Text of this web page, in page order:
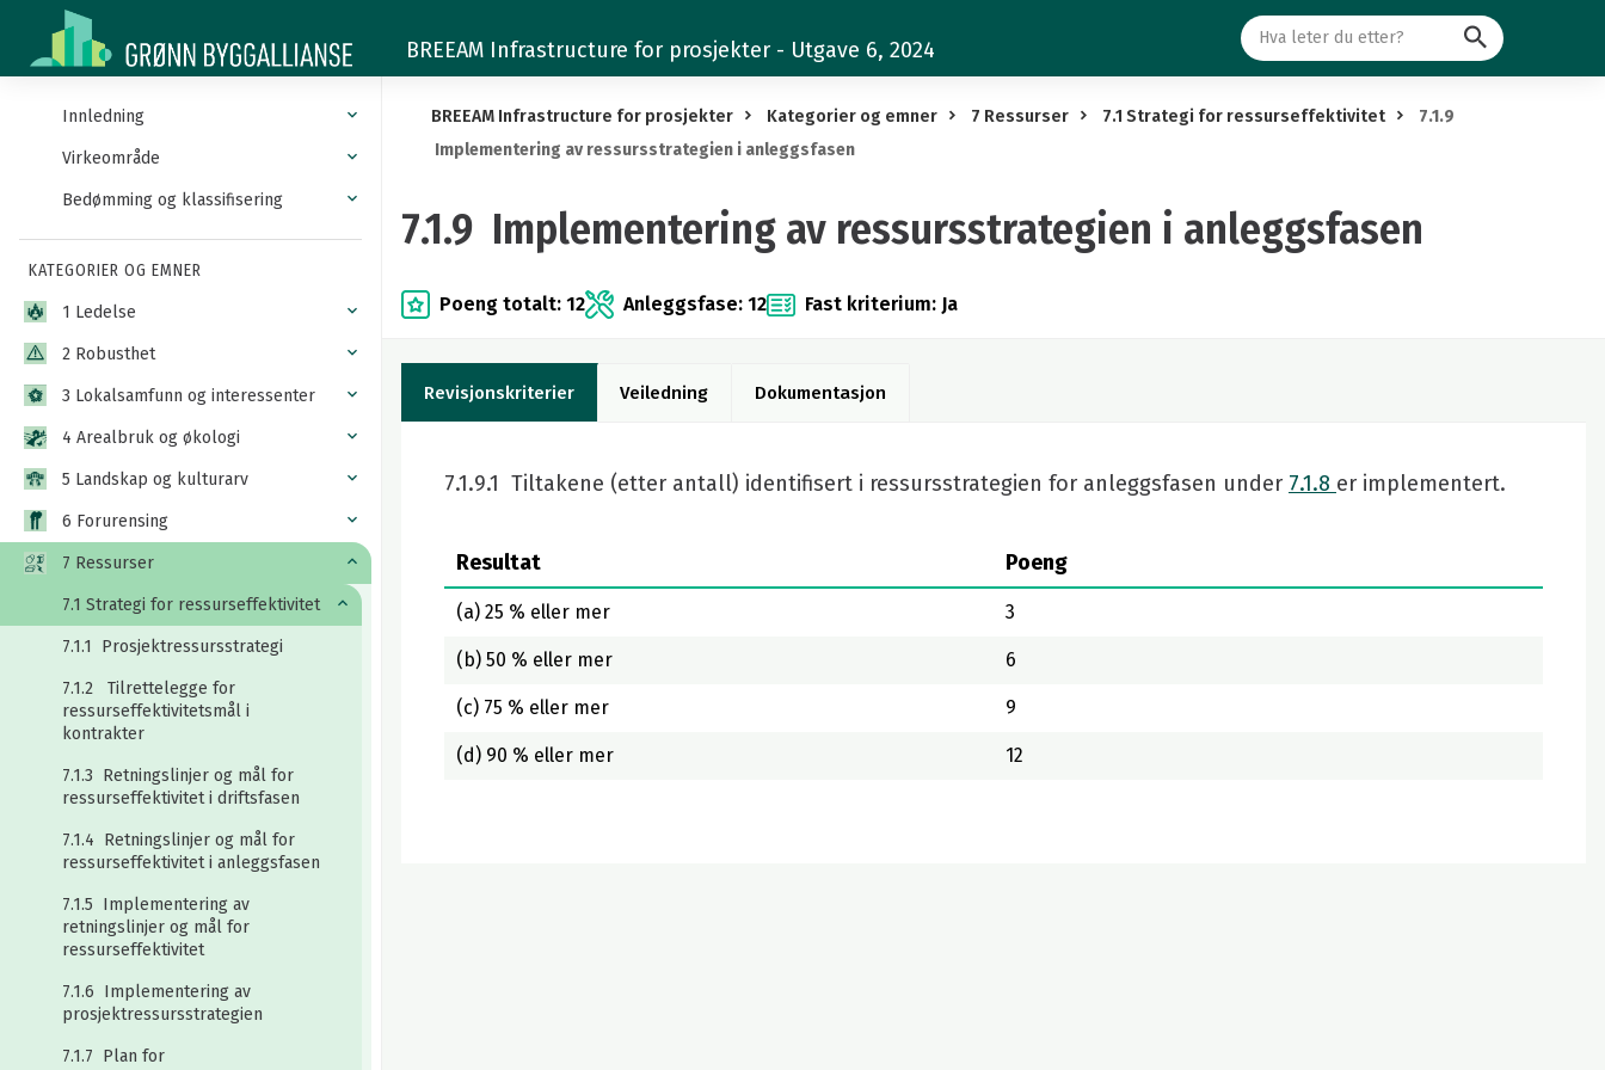
7.1.9
Implementering
ressursstrategien
anleggsfasen
BREEAM Infrastructure for prosjekter - Utgave 6, 2024 Søk
Innledning
Virkeområde
Bedømming og klassifisering
KATEGORIER OG EMNER
1 Ledelse
2 Robusthet
3 Lokalsamfunn og interessenter
4 Arealbruk og økologi
5 Landskap og kulturarv
6 Forurensing
7 Ressurser
7.1 Strategi for ressurseffektivitet
7.1.1 Prosjektressursstrategi
7.1.2 Tilrettelegge for
ressurseffektivitetsmål i
kontrakter
7.1.3 Retningslinjer og mål for
ressurseffektivitet i driftsfasen
7.1.4 Retningslinjer og mål for
ressurseffektivitet i anleggsfasen
7.1.5 Implementering av
retningslinjer og mål for
ressurseffektivitet
7.1.6 Implementering av
prosjektressursstrategien
7.1.7 Plan for
BREEAM Infrastructure for prosjekter Kategorier og emner 7 Ressurser 7.1 Strategi for ressurseffektivitet
7.1.9
Implementering av ressursstrategien i anleggsfasen
7.1.9 Implementering av ressursstrategien i anleggsfasen
Poeng totalt: 12 Anleggsfase: 12 Fast kriterium: Ja
Revisjonskriterier Veiledning Dokumentasjon
7.1.9.1 Tiltakene (etter antall) identifisert i ressursstrategien for anleggsfasen under 7.1.8 er implementert.
Resultat Poeng
(a) 25 % eller mer 3
(b) 50 % eller mer 6
(c) 75 % eller mer 9
(d) 90 % eller mer 12